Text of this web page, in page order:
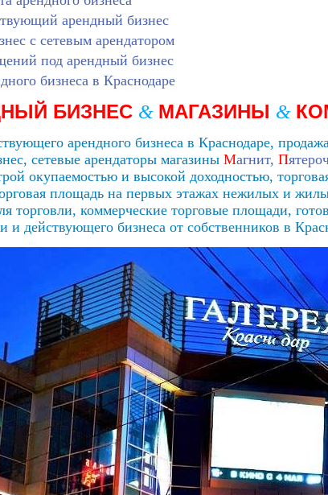
арендный бизнес
с сетевым арендатором
под арендный бизнес
бизнеса в Краснодаре
БИЗНЕС & МАГАЗИНЫ &
арендного бизнеса в Краснодаре,
сетевые арендаторы магазины Магнит, П
окупаемостью и высокой доходностью,
площадь на первых этажах нежилых и
торговли, коммерческие торговые площади,
и действующего бизнеса от собственников в